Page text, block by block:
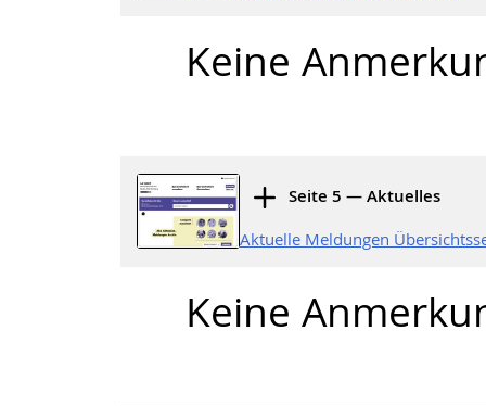
Keine
Seite 5 — Aktuelles
Aktuelle Meldungen
Keine